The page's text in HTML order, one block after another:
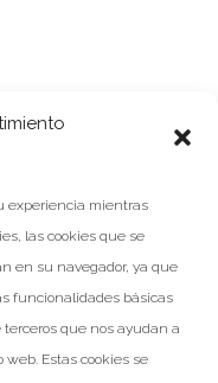
experiencia mientras
las cookies que se
en su navegador, ya que
funcionalidades básicas
que nos ayudan a
Estas cookies se